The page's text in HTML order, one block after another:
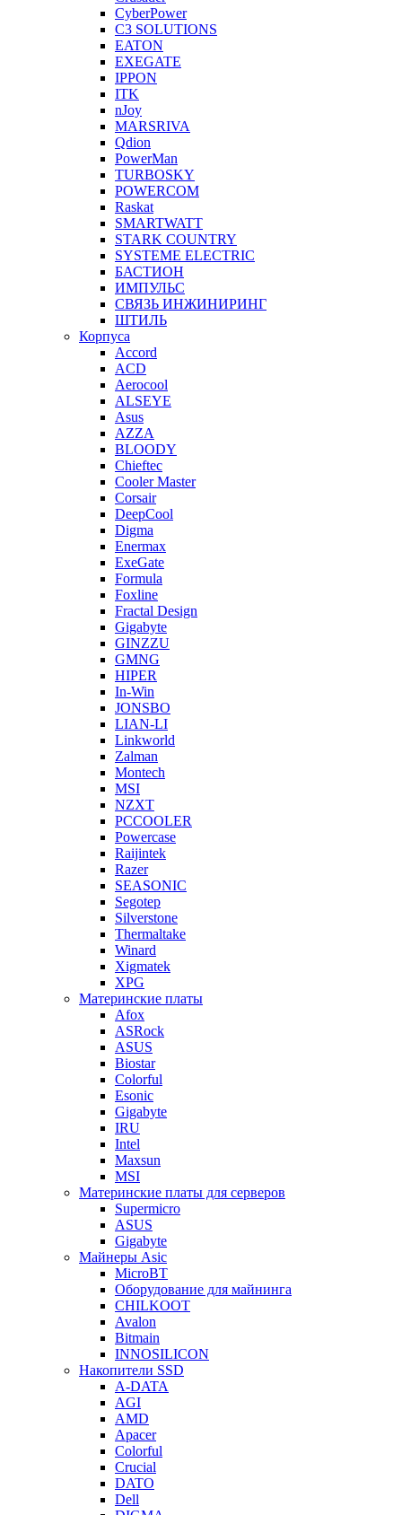
CyberPower
C3 SOLUTIONS
EATON
EXEGATE
IPPON
ITK
nJoy
MARSRIVA
Qdion
PowerMan
TURBOSKY
POWERCOM
Raskat
SMARTWATT
STARK COUNTRY
SYSTEME ELECTRIC
БАСТИОН
ИМПУЛЬС
СВЯЗЬ ИНЖИНИРИНГ
ШТИЛЬ
Корпуса
Accord
ACD
Aerocool
ALSEYE
Asus
AZZA
BLOODY
Chieftec
Cooler Master
Corsair
DeepCool
Digma
Enermax
ExeGate
Formula
Foxline
Fractal Design
Gigabyte
GINZZU
GMNG
HIPER
In-Win
JONSBO
LIAN-LI
Linkworld
Zalman
Montech
MSI
NZXT
PCCOOLER
Powercase
Raijintek
Razer
SEASONIC
Segotep
Silverstone
Thermaltake
Winard
Xigmatek
XPG
Материнские платы
Afox
ASRock
ASUS
Biostar
Colorful
Esonic
Gigabyte
IRU
Intel
Maxsun
MSI
Материнские платы для серверов
Supermicro
ASUS
Gigabyte
Майнеры Asic
MicroBT
Оборудование для майнинга
CHILKOOT
Avalon
Bitmain
INNOSILICON
Накопители SSD
A-DATA
AGI
AMD
Apacer
Colorful
Crucial
DATO
Dell